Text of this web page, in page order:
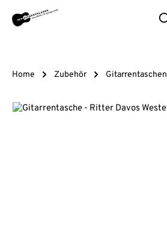
Zum Hauptinhalt springen
Home Zubehör Gitarrentaschen
Bildergalerie überspringen